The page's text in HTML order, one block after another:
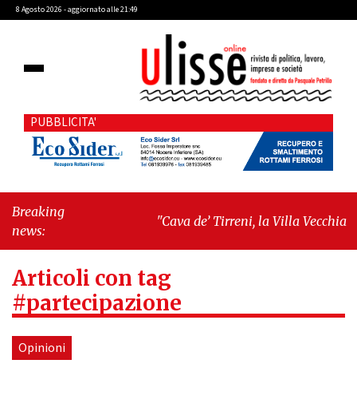
8 Agosto 2026 - aggiornato alle 21:49
PUBBLICITA'
Breaking
news:
"Cava de’ Tirreni, la Villa Vecchia oltre i
Fratellanza sull'ultima seduta
consiliare: “Serve chiarezza!”"
Articoli con tag
#partecipazione
Opinioni